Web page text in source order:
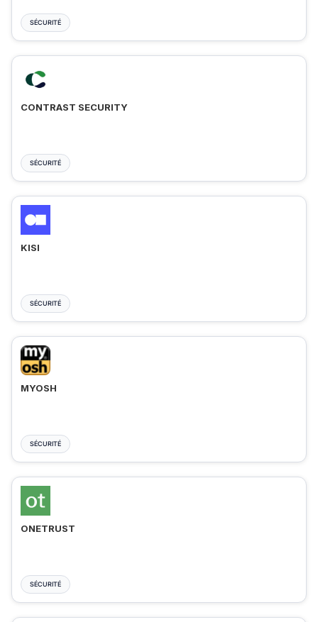
SÉCURITÉ
CONTRAST SECURITY
SÉCURITÉ
KISI
SÉCURITÉ
MYOSH
SÉCURITÉ
ONETRUST
SÉCURITÉ